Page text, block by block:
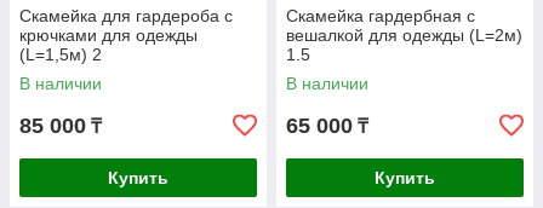
Скамейка для гардероба с
крючками для одежды
(L=1,5м) 2
В наличии
85 000 ₸
Купить
Скамейка гардербная с
вешалкой для одежды (L=2м)
1.5
В наличии
65 000 ₸
Купить